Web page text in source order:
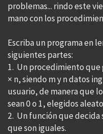
problemas... rindo este
mano con los
Escriba un programa en
siguientes partes:
1. Un procedimiento que
× n, siendo m y n datos
usuario, de manera que
sean 0 o 1, elegidos
2. Un función que decida
que son iguales.